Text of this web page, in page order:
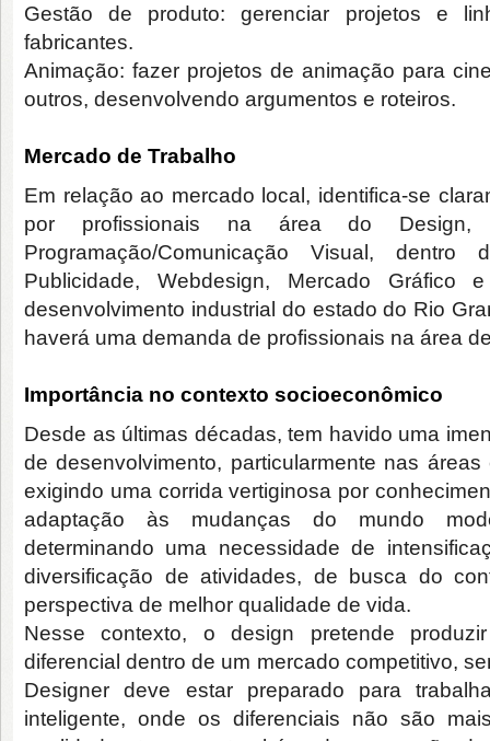
Gestão de produto: gerenciar projetos e
fabricantes.
Animação: fazer projetos de animação para
outros, desenvolvendo argumentos e roteiros.
Mercado de Trabalho
Em relação ao mercado local, identifica-se
por profissionais na área do
Programação/Comunicação Visual,
Publicidade, Webdesign, Mercado
desenvolvimento industrial do estado do Rio
haverá uma demanda de profissionais na área
Importância no contexto socioeconômico
Desde as últimas décadas, tem havido uma
de desenvolvimento, particularmente nas
exigindo uma corrida vertiginosa por
adaptação às mudanças do mundo
determinando uma necessidade de
diversificação de atividades, de busca do
perspectiva de melhor qualidade de vida.
Nesse contexto, o design pretende
diferencial dentro de um mercado competitivo,
Designer deve estar preparado para
inteligente, onde os diferenciais não são